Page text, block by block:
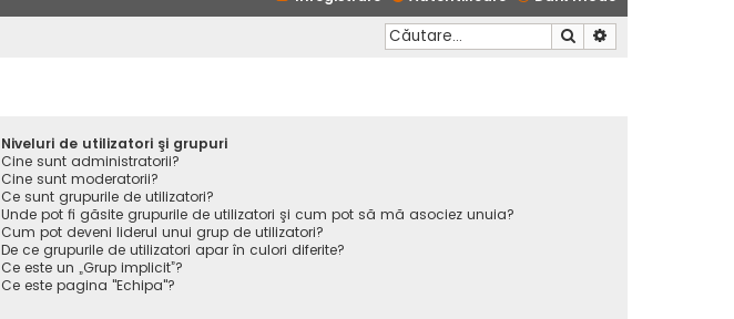
Căutare
Niveluri de utilizatori şi grupuri
Cine sunt administratorii?
Cine sunt moderatorii?
Ce sunt grupurile de utilizatori?
Unde pot fi găsite grupurile de utilizatori şi cum pot să mă asociez unuia?
Cum pot deveni liderul unui grup de utilizatori?
De ce grupurile de utilizatori apar în culori diferite?
Ce este un „Grup implicit”?
Ce este pagina "Echipa"?